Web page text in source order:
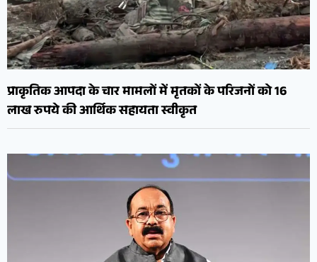
प्राकृतिक आपदा के चार मामलों में मृतकों के परिजनों को 16
लाख रुपये की आर्थिक सहायता स्वीकृत